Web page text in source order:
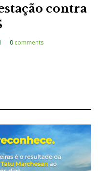
contra
0comments